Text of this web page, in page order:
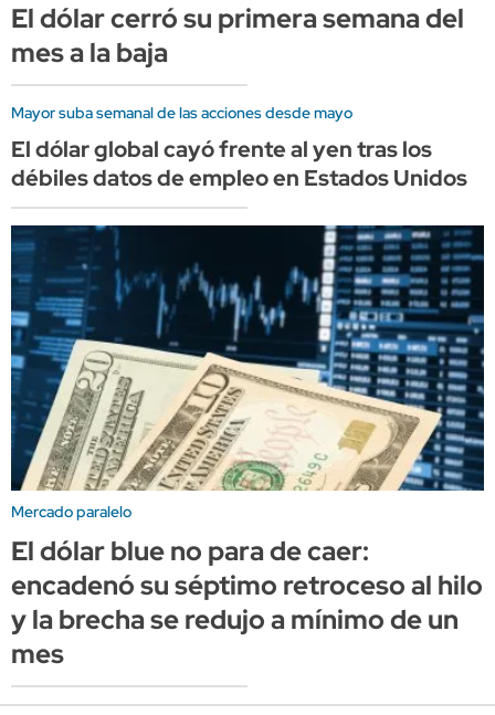
El dólar cerró su primera semana del
mes a la baja
Mayor suba semanal de las acciones desde mayo
El dólar global cayó frente al yen tras los
débiles datos de empleo en Estados Unidos
Mercado paralelo
El dólar blue no para de caer:
encadenó su séptimo retroceso al hilo
y la brecha se redujo a mínimo de un
mes